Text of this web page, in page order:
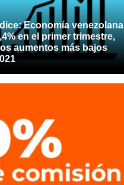
Economía venezolana
en el primer trimestre,
aumentos más bajos